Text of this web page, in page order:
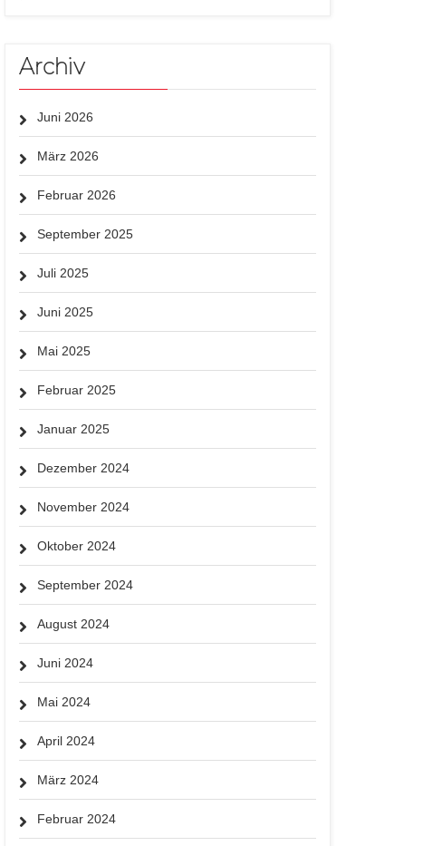
Archiv
Juni 2026
März 2026
Februar 2026
September 2025
Juli 2025
Juni 2025
Mai 2025
Februar 2025
Januar 2025
Dezember 2024
November 2024
Oktober 2024
September 2024
August 2024
Juni 2024
Mai 2024
April 2024
März 2024
Februar 2024